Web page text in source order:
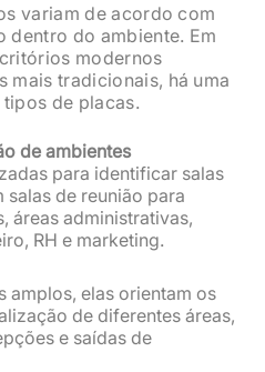
variam de acordo com
dentro do ambiente. Em
modernos
mais tradicionais, há uma
de placas.
de ambientes
para identificar salas
de reunião para
áreas administrativas,
RH e marketing.
amplos, elas orientam os
de diferentes áreas,
e saídas de